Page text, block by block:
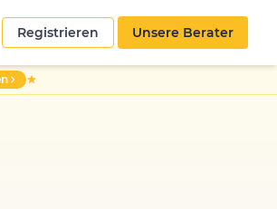
Registrieren Unsere Berater